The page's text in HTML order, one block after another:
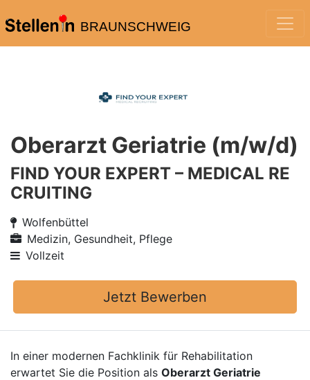
BRAUNSCHWEIG
Oberarzt Geriatrie (m/w/d)
FIND YOUR EXPERT – MEDICAL RE
CRUITING
Wolfenbüttel
Medizin, Gesundheit, Pflege
Vollzeit
Jetzt Bewerben
In einer modernen Fachklinik für Rehabilitation
erwartet Sie die Position als Oberarzt Geriatrie